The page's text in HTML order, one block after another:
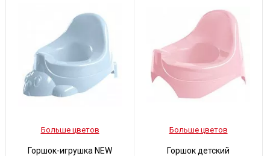
Больше цветов
Горшок-игрушка NEW
Больше цветов
Горшок детский